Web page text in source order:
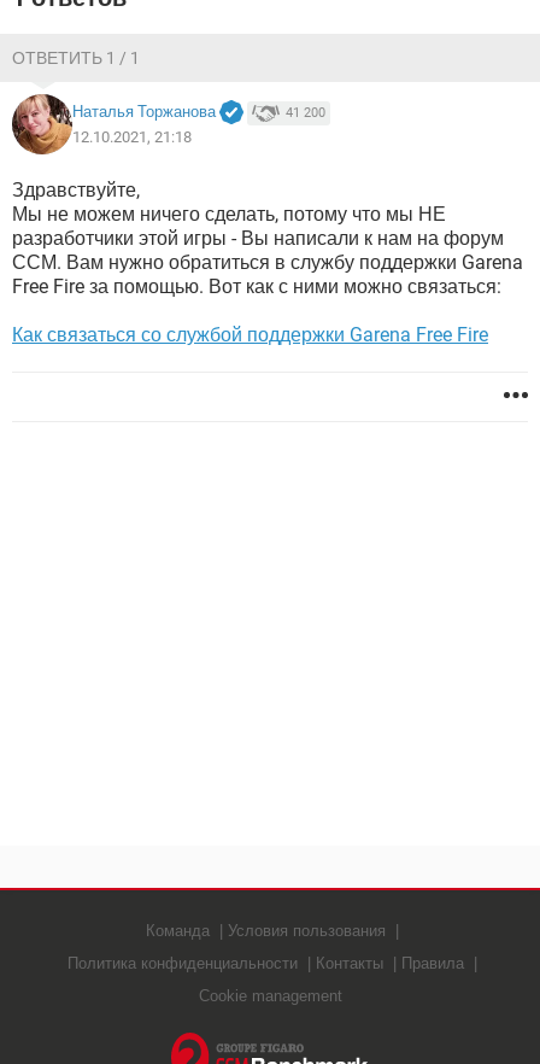
ОТВЕТИТЬ 1 / 1
Наталья Торжанова 41 200
12.10.2021, 21:18
Здравствуйте,
Мы не можем ничего сделать, потому что мы НЕ
разработчики этой игры - Вы написали к нам на форум
ССМ. Вам нужно обратиться в службу поддержки Garena
Free Fire за помощью. Вот как с ними можно связаться:
Как связаться со службой поддержки Garena Free Fire
Команда
Условия пользования
Политика конфиденциальности
Контакты
Правила
Cookie management